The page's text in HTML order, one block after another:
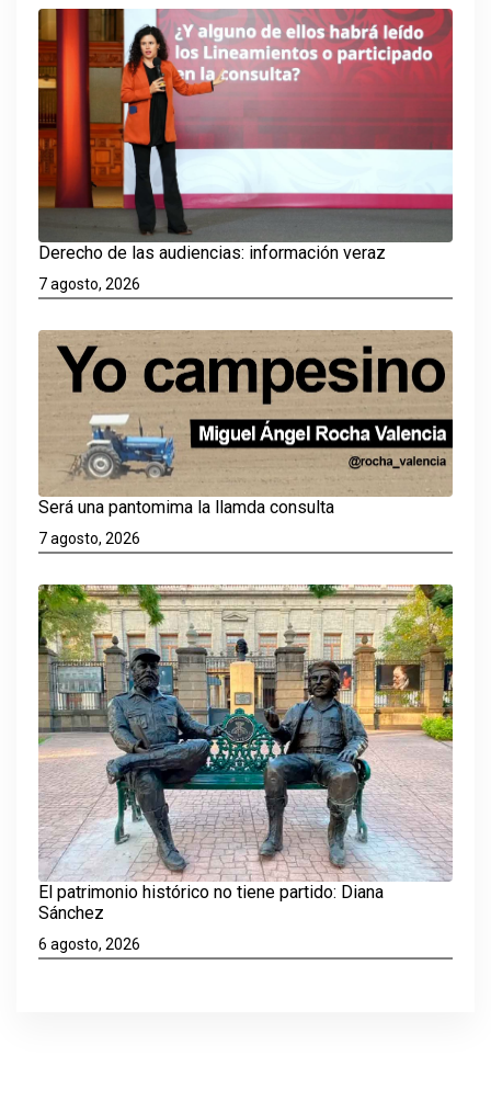
Derecho de las audiencias: información veraz
7 agosto, 2026
Será una pantomima la llamda consulta
7 agosto, 2026
El patrimonio histórico no tiene partido: Diana
Sánchez
6 agosto, 2026